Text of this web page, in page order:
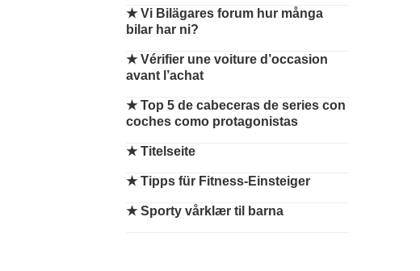
★Vi Bilägares forum hur många
bilar har ni?
★Vérifier une voiture d’occasion
avant l’achat
★Top 5 de cabeceras de series con
coches como protagonistas
★Titelseite
★Tipps für Fitness-Einsteiger
★Sporty vårklær til barna